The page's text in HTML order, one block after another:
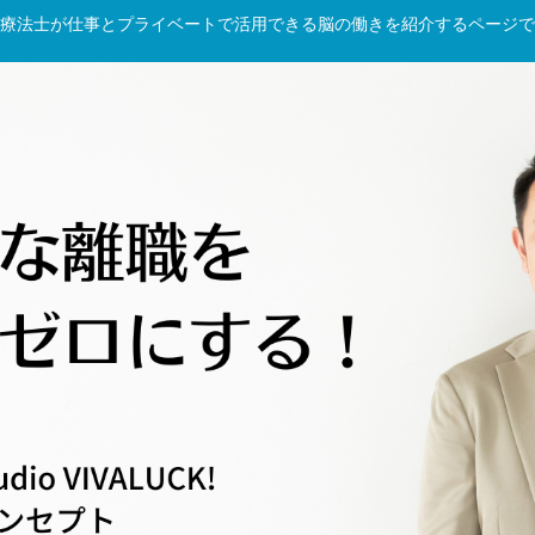
法士が仕事とプライベートで活用できる脳の働きを紹介するページ